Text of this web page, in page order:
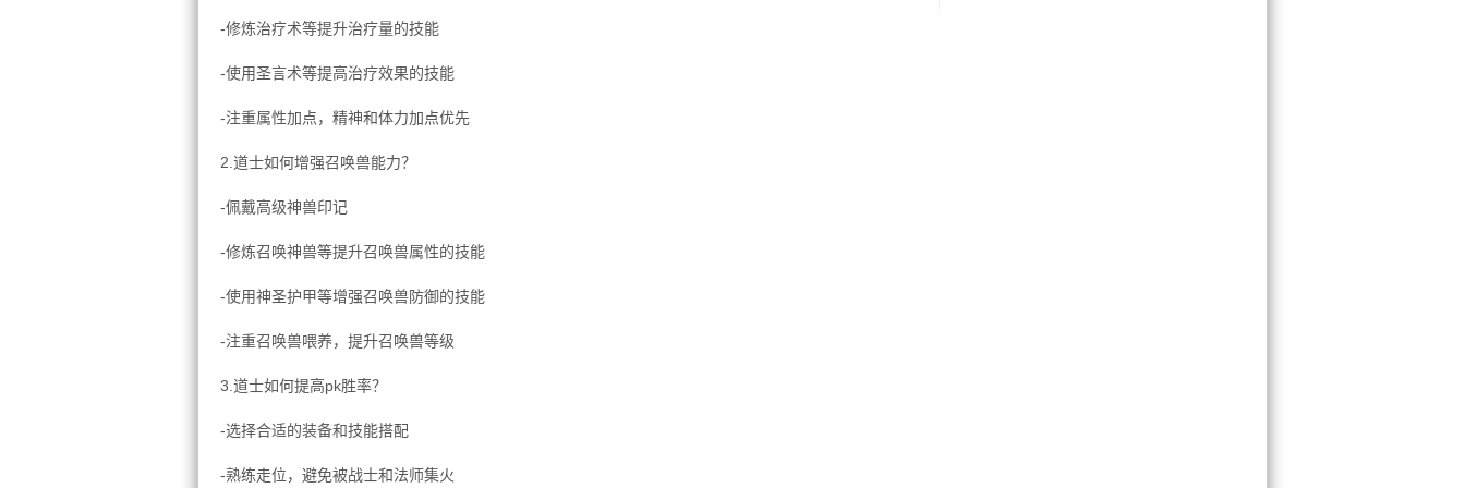
-修炼治疗术等提升治疗量的技能
-使用圣言术等提高治疗效果的技能
-注重属性加点，精神和体力加点优先
2.道士如何增强召唤兽能力？
-佩戴高级神兽印记
-修炼召唤神兽等提升召唤兽属性的技能
-使用神圣护甲等增强召唤兽防御的技能
-注重召唤兽喂养，提升召唤兽等级
3.道士如何提高pk胜率？
-选择合适的装备和技能搭配
-熟练走位，避免被战士和法师集火